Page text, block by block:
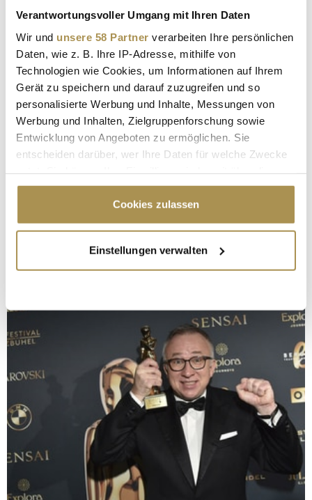
Verantwortungsvoller Umgang mit Ihren Daten
Wir und unsere 58 Partner verarbeiten Ihre persönlichen
Daten, wie z. B. Ihre IP-Adresse, mithilfe von
Technologien wie Cookies, um Informationen auf Ihrem
Gerät zu speichern und darauf zuzugreifen und so
personalisierte Werbung und Inhalte, Messungen von
Werbung und Inhalten, Zielgruppenforschung sowie
Entwicklung von Angeboten zu ermöglichen. Sie
entscheiden darüber, wer Ihre Daten für welche Zwecke
Cookie-Erklärung oder durch Klicken auf das Privacy
Trigger Symbol ändern oder widerrufen
Informationen über Ihre geografische Lage
erfassen, welche bis auf einige Meter genau sein
bestimmten Merkmalen (Fingerprinting) identifizieren
Erfahren Sie mehr darüber, wie Ihre persönlichen Daten
verarbeitet werden, und legen Sie Ihre Präferenzen im
Abschnitt Einzelheitenfest.
Wir verwenden Cookies, um Inhalte und Anzeigen zu
personalisieren, Funktionen für soziale Medien anbieten
zu können und die Zugriffe auf unsere Website zu
analysieren. Außerdem geben wir Informationen zu Ihrer
Verwendung unserer Website an unsere Partner für
soziale Medien, Werbung und Analysen weiter. Unsere
Cookies zulassen
Einstellungen verwalten